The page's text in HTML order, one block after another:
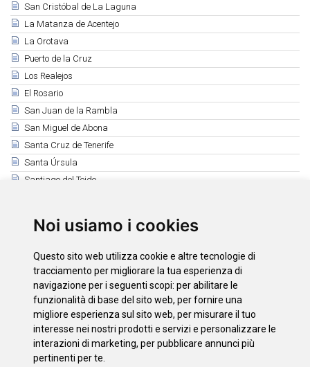
Noi usiamo i cookies
Questo sito web utilizza cookie e altre tecnologie di
tracciamento per migliorare la tua esperienza di
navigazione per i seguenti scopi: per abilitare le
funzionalità di base del sito web, per fornire una
migliore esperienza sul sito web, per misurare il tuo
interesse nei nostri prodotti e servizi e personalizzare le
interazioni di marketing, per pubblicare annunci più
pertinenti per te
San Cristóbal de La Laguna
La Matanza de Acentejo
La Orotava
Puerto de la Cruz
Los Realejos
El Rosario
San Juan de la Rambla
San Miguel de Abona
Santa Cruz de Tenerife
Santa Úrsula
Santiago del Teide
Tacoronte
Tegueste
Vilaflor
La Victoria de Acentejo
Giornata internazionale della montagna